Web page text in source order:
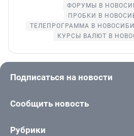
ФОРУМЫ В
ПРОБКИ В
ТЕЛЕПРОГРАММА В
КУРСЫ ВАЛЮТ В
Подписаться на новости
Сообщить новость
Рубрики